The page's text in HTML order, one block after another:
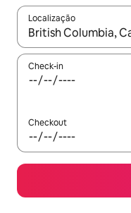
Localização
Quando os
Check-in
Checkout